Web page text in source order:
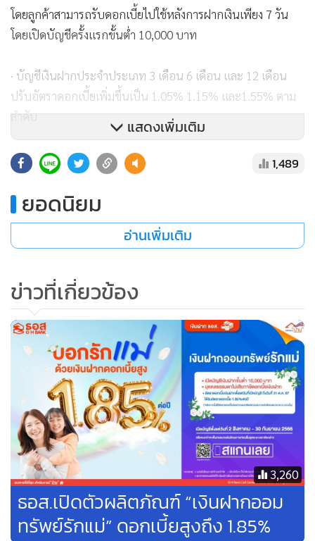
โดยลูกค้าสามารถรับดอกเบี้ยไปใช้หลังการฝากเงินเพียง 7 วัน
โดยเปิดบัญชีครั้งแรกขั้นต่ำ 10,000 บาท
· บัญชีเงินฝากประจำประเภท 3 เดือน 6 เดือน และ 12 เดือน
ปรับอัตราดอกเบี้ยเพิ่มขึ้นเป็น 1.05% 1.15% และ1.55% ตาม
ลำดับ
สำหรับลูกค้านิติบุคคล
· บัญชี ทีทีบี เงินฝากประจำประเภท 24 เดือน
- สำหรับกลุ่มลูกค้านิติบุคคลทั่วไปที่ไม่ใช่สถาบันการเงิน ปรับ
- สำหรับกลุ่มลูกค้าที่เป็นสถาบันการเงิน ปรับอัตราดอกเบี้ยเพิ่ม
ขึ้น 0.20% เป็น 1.30% ต่อปี
· บัญชีเงินฝากประจำ ทีทีบี อัพ แอนด์ อัพ ปรับอัตราดอกเบี้ย
ช่วงเดือนที่ 1-6 จาก 1.00% เป็น 1.10% โดยมีอัตราดอกเบี้ย
สูงสุด 1.80% ในช่วงเดือนที่ 19-24
“ธนาคารให้ความสำคัญในเรื่องการส่งเสริมการออมเพื่ออนาคต
และมีเงินสำรองยามฉุกเฉิน การปรับขึ้นของอัตราดอกเบี้ยเงิน
ฝากประจำอย่างต่อเนื่องตั้งแต่ต้นปีจะช่วยให้ลูกค้าเงินออมได้รับ
ประโยชน์สูงสุดจากสถานการณ์ดอกเบี้ยขาขึ้น และเพื่อให้ลูกค้า
มีชีวิตทางการเงินที่ดีขึ้น” นายปิติ กล่าวสรุป
แสดงเพิ่มเติม
1,489
ยอดนิยม
อ่านเพิ่มเติม
ข่าวที่เกี่ยวข้อง
3,260
ธอส.เปิดตัวผลิตภัณฑ์ “เงินฝากออม
ทรัพย์รักแม่” ดอกเบี้ยสูงถึง 1.85%